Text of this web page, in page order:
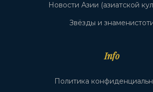
Новости Азии (азиатской
Звёзды и
Info
Политика